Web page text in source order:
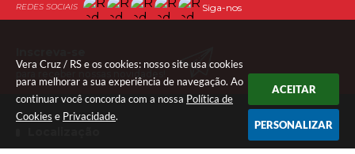
Vera Cruz / RS e os cookies: nosso site usa cookies
para melhorar a sua experiência de navegação. Ao
continuar você concorda com a nossa Política de
Cookies e Privacidade.
ACEITAR
PERSONALIZAR
Siga-nos